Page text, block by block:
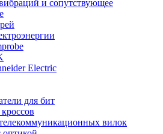
и сопутствующее
Electric
для бит
вилок